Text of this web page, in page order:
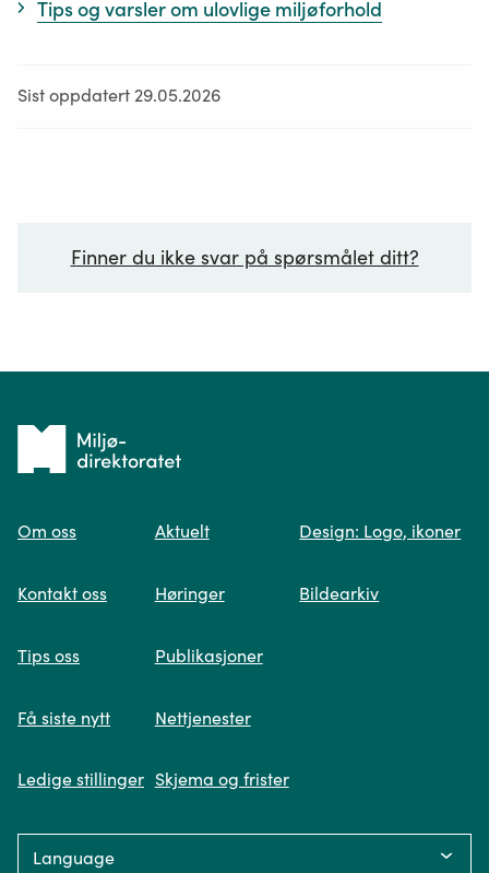
Tips og varsler om ulovlige miljøforhold
Sist oppdatert 29.05.2026
Finner du ikke svar på spørsmålet ditt?
Spør oss
søk og viser deg vår mest relevante
Fikk du ikke svar på spørsmålet ditt?
Tilbake
forsiden
Om oss
Kontakt oss
Tips oss
Få siste nytt
Ledige stillinger
Aktuelt
Høringer
Publikasjoner
Nettjenester
Skjema og frister
Design: Logo, ikoner
Bildearkiv